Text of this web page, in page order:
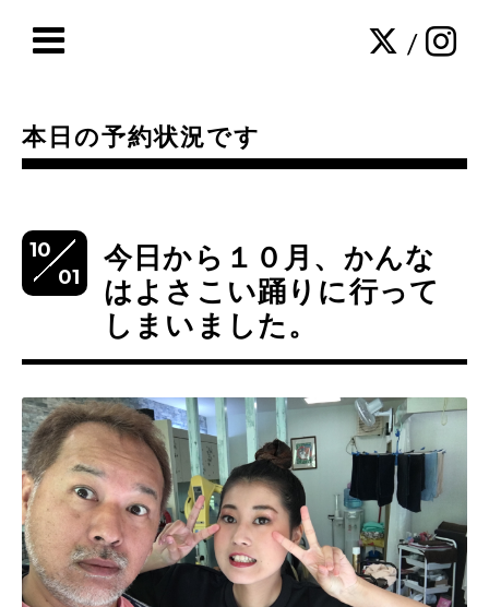
/
本日の予約状況です
10
01
今日から１０月、かんな
はよさこい踊りに行って
しまいました。